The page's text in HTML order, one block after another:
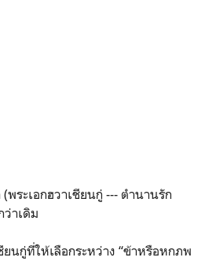
ระเอกฮวาเชียนกู่ --- ตำนานรัก
าเดิม
นกู่ที่ให้เลือกระหว่าง “ข้าหรือหกภพ